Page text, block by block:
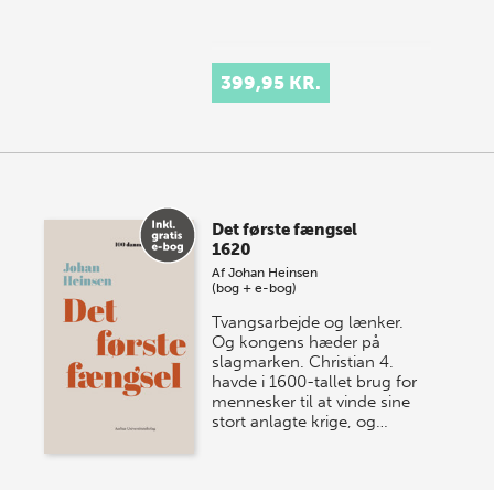
399,95 KR.
Det første fængsel
1620
AfJohan Heinsen
(bog + e-bog)
Tvangsarbejde og lænker.
Og kongens hæder på
slagmarken. Christian 4.
havde i 1600-tallet brug for
mennesker til at vinde sine
stort anlagte krige, og…